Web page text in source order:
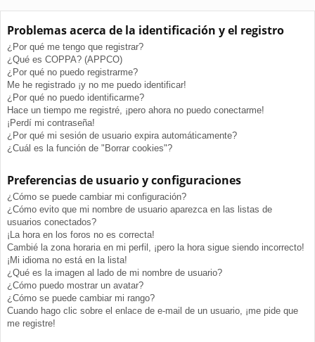
Problemas acerca de la identificación y el registro
¿Por qué me tengo que registrar?
¿Qué es COPPA? (APPCO)
¿Por qué no puedo registrarme?
Me he registrado ¡y no me puedo identificar!
¿Por qué no puedo identificarme?
Hace un tiempo me registré, ¡pero ahora no puedo conectarme!
¡Perdí mi contraseña!
¿Por qué mi sesión de usuario expira automáticamente?
¿Cuál es la función de "Borrar cookies"?
Preferencias de usuario y configuraciones
¿Cómo se puede cambiar mi configuración?
¿Cómo evito que mi nombre de usuario aparezca en las listas de
usuarios conectados?
¡La hora en los foros no es correcta!
Cambié la zona horaria en mi perfil, ¡pero la hora sigue siendo incorrecto!
¡Mi idioma no está en la lista!
¿Qué es la imagen al lado de mi nombre de usuario?
¿Cómo puedo mostrar un avatar?
¿Cómo se puede cambiar mi rango?
Cuando hago clic sobre el enlace de e-mail de un usuario, ¡me pide que
me registre!